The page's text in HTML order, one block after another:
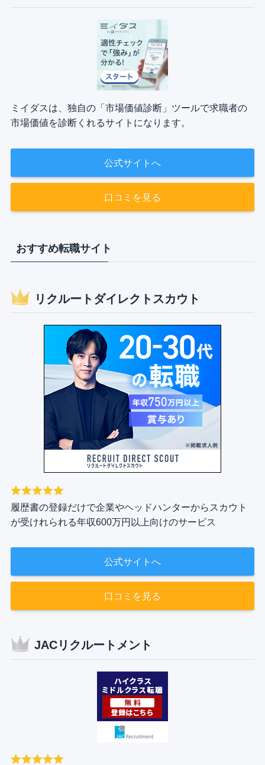
ミイダスは、独自の「市場価値診断」ツールで求職者の
市場価値を診断くれるサイトになります。
公式サイトへ
口コミを見る
おすすめ転職サイト
リクルートダイレクトスカウト
履歴書の登録だけで企業やヘッドハンターからスカウト
が受けれられる年収600万円以上向けのサービス
公式サイトへ
口コミを見る
JACリクルートメント